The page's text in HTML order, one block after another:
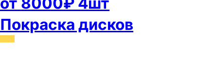
Покраска дисков